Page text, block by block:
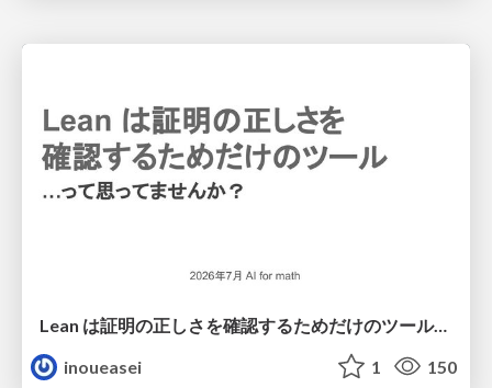
Lean は証明の正しさを確認するためだけのツールって思ってませんか？
inoueasei
1 150